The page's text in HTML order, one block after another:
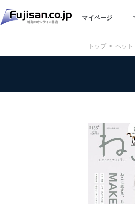
マイページ
トップ ペット